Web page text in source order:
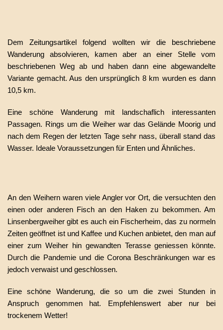
Dem Zeitungsartikel folgend wollten wir die beschriebene
Wanderung absolvieren, kamen aber an einer Stelle vom
beschriebenen Weg ab und haben dann eine abgewandelte
Variante gemacht. Aus den ursprünglich 8 km wurden es dann
10,5 km.
Eine schöne Wanderung mit landschaflich interessanten
Passagen. Rings um die Weiher war das Gelände Moorig und
nach dem Regen der letzten Tage sehr nass, überall stand das
Wasser. Ideale Voraussetzungen für Enten und Ähnliches.
An den Weihern waren viele Angler vor Ort, die versuchten den
einen oder anderen Fisch an den Haken zu bekommen. Am
Linsenbergweiher gibt es auch ein Fischerheim, das zu normeln
Zeiten geöffnet ist und Kaffee und Kuchen anbietet, den man auf
einer zum Weiher hin gewandten Terasse geniessen könnte.
Durch die Pandemie und die Corona Beschränkungen war es
jedoch verwaist und geschlossen.
Eine schöne Wanderung, die so um die zwei Stunden in
Anspruch genommen hat. Empfehlenswert aber nur bei
trockenem Wetter!